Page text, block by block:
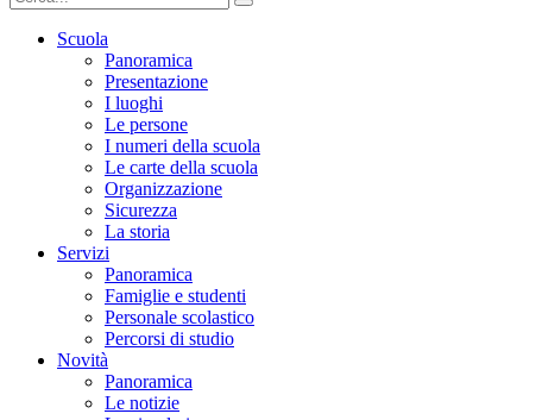
Scuola
Panoramica
Presentazione
I luoghi
Le persone
I numeri della scuola
Le carte della scuola
Organizzazione
Sicurezza
La storia
Servizi
Panoramica
Famiglie e studenti
Personale scolastico
Percorsi di studio
Novità
Panoramica
Le notizie